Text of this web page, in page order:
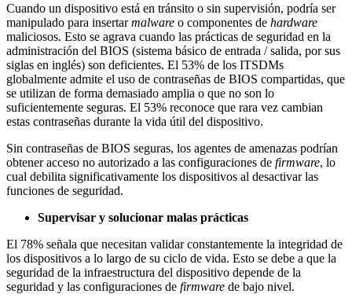
Cuando un dispositivo está en tránsito o sin supervisión, podría ser
manipulado para insertarmalware o componentes de hardware
maliciosos. Esto se agrava cuando las prácticas de seguridad en la
administración del BIOS (sistema básico de entrada / salida, por sus
siglas en inglés) son deficientes. El 53% de los ITSDMs
globalmente admite el uso de contraseñas de BIOS compartidas, que
se utilizan de forma demasiado amplia o que no son lo
suficientemente seguras. El 53% reconoce que rara vez cambian
estas contraseñas durante la vida útil del dispositivo.
Sin contraseñas de BIOS seguras, los agentes de amenazas podrían
obtener acceso no autorizado a las configuraciones de firmware, lo
cual debilita significativamente los dispositivos al desactivar las
funciones de seguridad.
Supervisar y solucionar malas prácticas
El 78% señala que necesitan validar constantemente la integridad de
los dispositivos a lo largo de su ciclo de vida. Esto se debe a que la
seguridad de la infraestructura del dispositivo depende de la
seguridad y las configuraciones de firmware de bajo nivel.